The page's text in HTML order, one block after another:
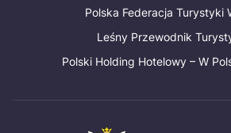
Polska Federacja Turystyki
Leśny Przewodnik
Polski Holding Hotelowy – W